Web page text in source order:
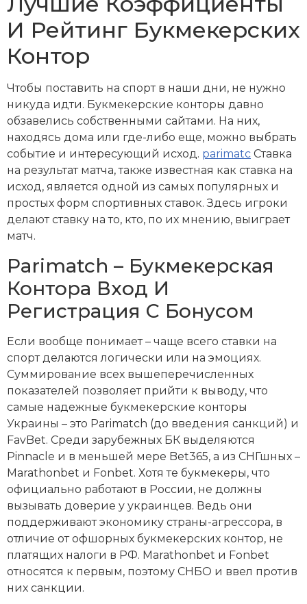
И Рейтинг Букмекерских
Контор
Чтобы поставить на спорт в наши дни, не нужно
никуда идти. Букмекерские конторы давно
обзавелись собственными сайтами. На них,
находясь дома или где-либо еще, можно выбрать
событие и интересующий исход. parimatc Ставка
на результат матча, также известная как ставка на
исход, является одной из самых популярных и
простых форм спортивных ставок. Здесь игроки
делают ставку на то, кто, по их мнению, выиграет
матч.
Parimatch – Букмекерская
Контора Вход И
Регистрация С Бонусом
Если вообще понимает – чаще всего ставки на
спорт делаются логически или на эмоциях.
Суммирование всех вышеперечисленных
показателей позволяет прийти к выводу, что
самые надежные букмекерские конторы
Украины – это Parimatch (до введения санкций) и
FavBet. Среди зарубежных БК выделяются
Pinnacle и в меньшей мере Bet365, а из СНГшных –
Marathonbet и Fonbet. Хотя те букмекеры, что
официально работают в России, не должны
вызывать доверие у украинцев. Ведь они
поддерживают экономику страны-агрессора, в
отличие от офшорных букмекерских контор, не
платящих налоги в РФ. Marathonbet и Fonbet
относятся к первым, поэтому СНБО и ввел против
них санкции.